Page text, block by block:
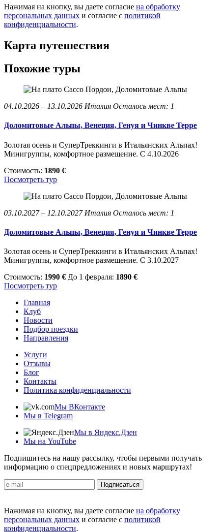
Нажимая на кнопку, вы даете согласие на обработку
персональных данных и согласие с политикой
конфиденциальности.
Карта путешествия
Похожие туры
04.10.2026 – 13.10.2026 Италия Осталось мест: 1
Доломитовые Альпы, Венеция, Генуя и Чинкве Терре
Золотая осень и СуперТреккинги в Итальянских Альпах!
Минигруппы, комфортное размещение. С 4.10.2026
Стоимость: 1890 €
Посмотреть тур
03.10.2027 – 12.10.2027 Италия Осталось мест: 1
Доломитовые Альпы, Венеция, Генуя и Чинкве Терре
Золотая осень и СуперТреккинги в Итальянских Альпах!
Минигруппы, комфортное размещение. С 3.10.2027
Стоимость: 1990 € До 1 февраля: 1890 €
Посмотреть тур
Главная
Клуб
Новости
Подбор поездки
Направления
Услуги
Отзывы
Блог
Контакты
Политика конфиденциальности
Мы ВКонтакте
Мы в Telegram
Мы в Яндекс.Дзен
Мы на YouTube
Подпишитесь на нашу рассылку, чтобы первыми получать
информацию о спецпредложениях и новых маршрутах!
Подписаться
Нажимая на кнопку, вы даете согласие на обработку
персональных данных и согласие с политикой
конфиденциальности.